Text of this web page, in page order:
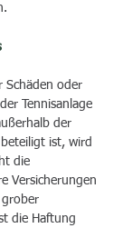
Schäden oder
Tennisanlage
der
ist, wird
die
Versicherungen
grober
die Haftung